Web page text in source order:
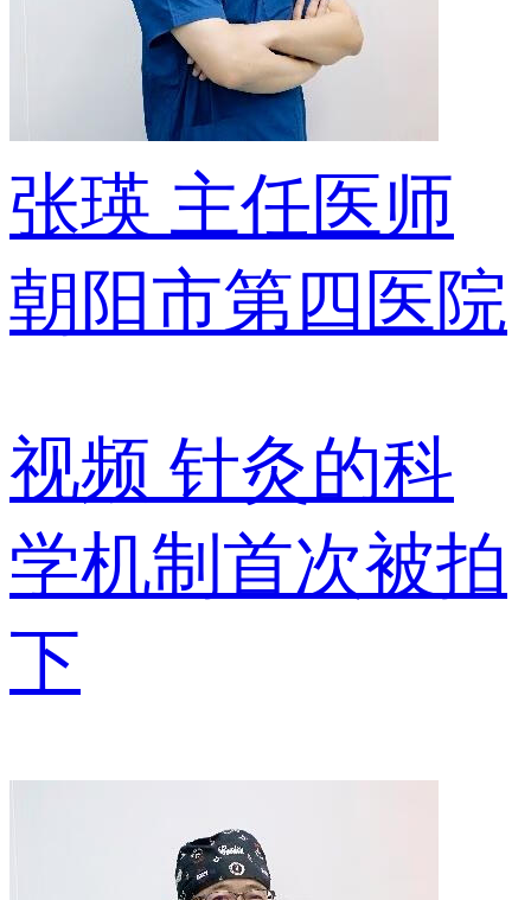
张瑛 主任医师
朝阳市第四医院
视频 针灸的科
学机制首次被拍
下